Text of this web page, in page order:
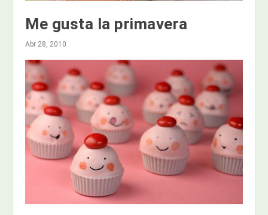
Me gusta la primavera
Abr 28, 2010